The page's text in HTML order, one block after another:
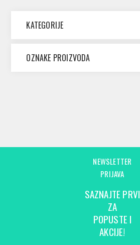
KATEGORIJE
OZNAKE PROIZVODA
NEWSLETTER
PRIJAVA
SAZNAJTE PRVI
ZA
POPUSTE I
AKCIJE!